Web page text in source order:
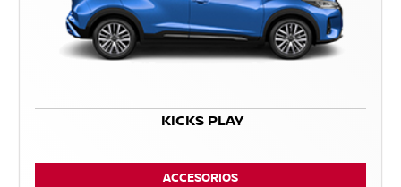
KICKS PLAY
ACCESORIOS